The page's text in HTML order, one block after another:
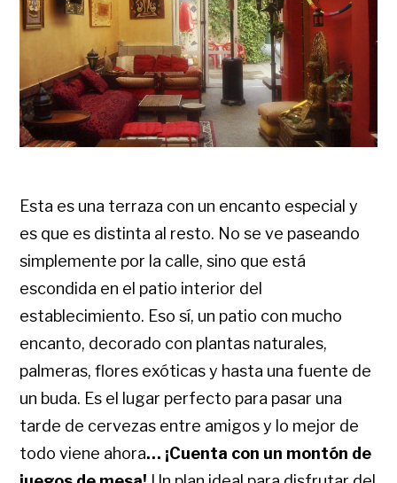
Esta es una terraza con un encanto especial y
es que es distinta al resto. No se ve paseando
simplemente por la calle, sino que está
escondida en el patio interior del
establecimiento. Eso sí, un patio con mucho
encanto, decorado con plantas naturales,
palmeras, flores exóticas y hasta una fuente de
un buda. Es el lugar perfecto para pasar una
tarde de cervezas entre amigos y lo mejor de
todo viene ahora… ¡Cuenta con un montón de